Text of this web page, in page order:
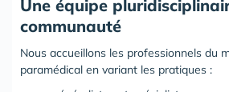
Une équipe
communauté
Nous accueillons les professionnels du
paramédical en variant les pratiques :